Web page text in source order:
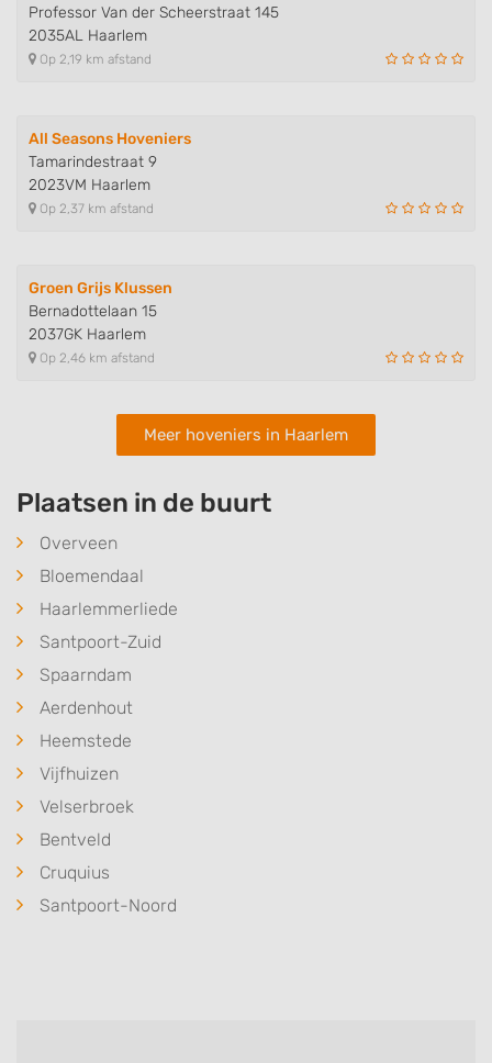
Professor Van der Scheerstraat 145
2035AL Haarlem
Op 2,19 km afstand
All Seasons Hoveniers
Tamarindestraat 9
2023VM Haarlem
Op 2,37 km afstand
Groen Grijs Klussen
Bernadottelaan 15
2037GK Haarlem
Op 2,46 km afstand
Meer hoveniers in Haarlem
Plaatsen in de buurt
Overveen
Bloemendaal
Haarlemmerliede
Santpoort-Zuid
Spaarndam
Aerdenhout
Heemstede
Vijfhuizen
Velserbroek
Bentveld
Cruquius
Santpoort-Noord